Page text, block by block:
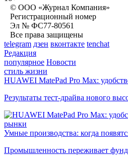
© ООО «Журнал Компания»
Регистрационный номер
Эл № ФС77-80561
Все права защищены
telegram дзен вконтакте tenchat
Редакция
популярное Новости
стиль жизни
HUAWEI MatePad Pro Max:
Результаты тест-драйва нового
рынки
Умные производства: когда
Промышленность переживает